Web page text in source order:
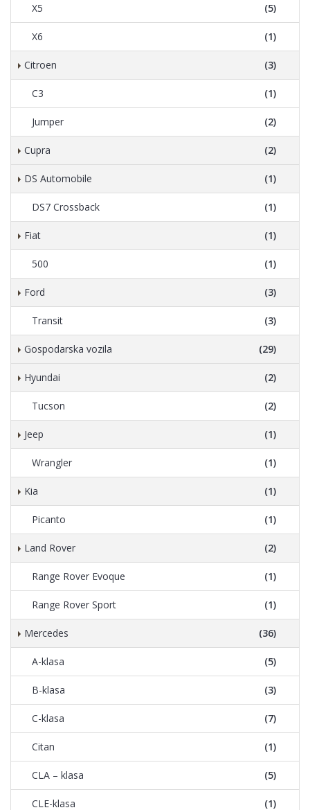
X5 (5)
X6 (1)
Citroen (3)
C3 (1)
Jumper (2)
Cupra (2)
DS Automobile (1)
DS7 Crossback (1)
Fiat (1)
500 (1)
Ford (3)
Transit (3)
Gospodarska vozila (29)
Hyundai (2)
Tucson (2)
Jeep (1)
Wrangler (1)
Kia (1)
Picanto (1)
Land Rover (2)
Range Rover Evoque (1)
Range Rover Sport (1)
Mercedes (36)
A-klasa (5)
B-klasa (3)
C-klasa (7)
Citan (1)
CLA – klasa (5)
CLE-klasa (1)